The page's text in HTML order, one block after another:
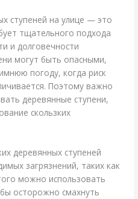
ступеней на улице — это
тщательного подхода
и долговечности
могут быть опасными,
погоду, когда риск
Поэтому важно
деревянные ступени,
скользких
деревянных ступеней
загрязнений, таких как
можно использовать
осторожно смахнуть